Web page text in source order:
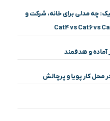
چه مدلی برای خانه، شرکت و
آماده و هدفمند
محل کار پویا و پرچالش